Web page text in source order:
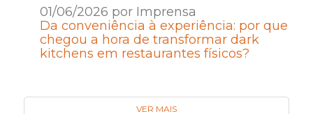
01/06/2026 por Imprensa
Da conveniência à experiência: por que
chegou a hora de transformar dark
kitchens em restaurantes físicos?
VER MAIS